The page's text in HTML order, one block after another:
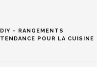
DIY – RANGEMENTS
TENDANCE POUR LA CUISINE